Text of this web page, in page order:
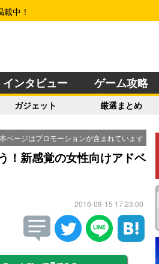
中！
インタビュー ゲーム攻略
ガジェット 厳選まとめ
本ページはプロモーションが含まれています
！新感覚の女性向けアドベ
2016-08-15 17:23:00